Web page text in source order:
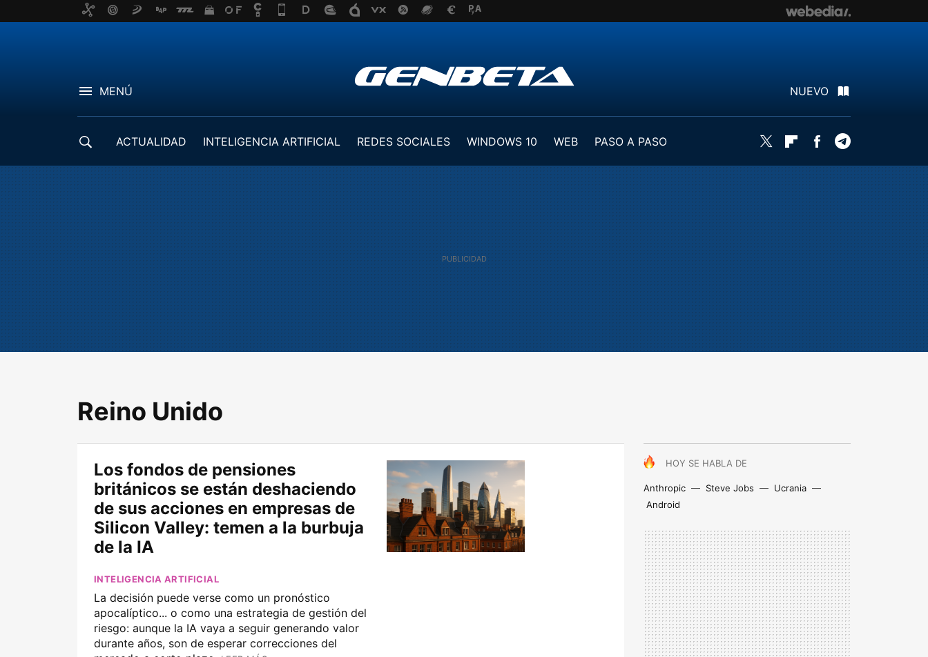
MENÚ NUEVO
ACTUALIDAD INTELIGENCIA ARTIFICIAL REDES SOCIALES WINDOWS 10 WEB
PASO A PASO
Twitter FlipboardFacebook
Reino Unido
HOY SE HABLA DE
Anthropic Steve Jobs
Ucrania
Android
Los fondos de pensiones
británicos se están deshaciendo
de sus acciones en empresas de
Silicon Valley: temen a la burbuja
de la IA
INTELIGENCIA ARTIFICIAL
La decisión puede verse como un pronóstico
apocalíptico... o como una estrategia de gestión del
riesgo: aunque la IA vaya a seguir generando valor
durante años, son de esperar correcciones del